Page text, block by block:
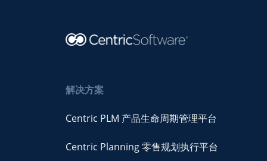
解决方案
Centric PLM 产品生命周期管理平台
Centric Planning 零售规划执行平台